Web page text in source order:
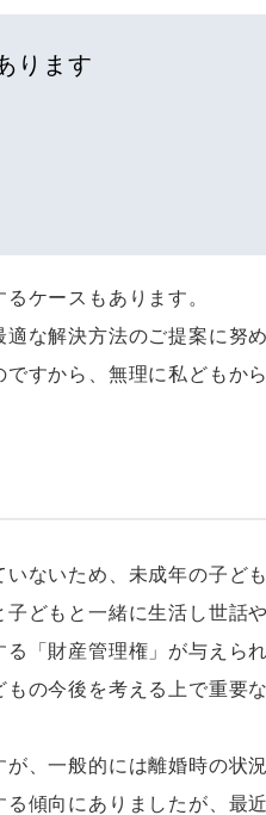
ります
ケースもあります。
な解決方法のご提案に
すから、無理に私ども
ないため、未成年の子ど
どもと一緒に生活し世話
「財産管理権」が与えられ
の今後を考える上で重要
、一般的には離婚時の状
傾向にありましたが、最